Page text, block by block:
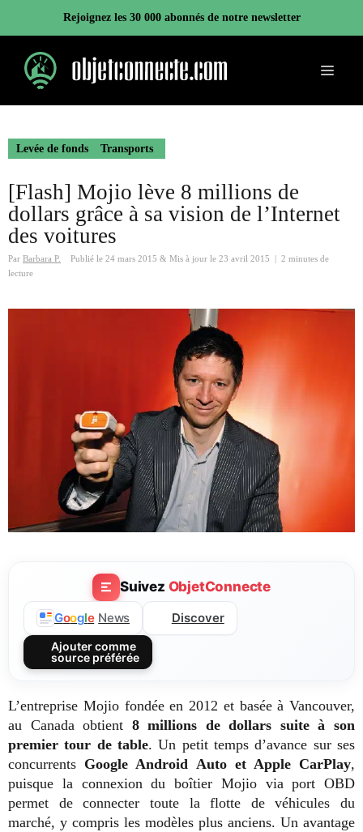
contenu
Rejoignez les 30 000 abonnés de notre newsletter
Menu
Levée de fonds Transports
[Flash] Mojio lève 8 millions de
dollars grâce à sa vision de l’Internet
des voitures
Par Barbara P. Publié le 24 mars 2015 & Mis à jour le 23 avril 2015
2 minutes de
lecture
Suivez ObjetConnecte
Google News Discover
Ajouter comme
source préférée
L’entreprise Mojio fondée en 2012 et basée à Vancouver,
au Canada obtient 8 millions de dollars suite à son
premier tour de table. Un petit temps d’avance sur ses
concurrents Google Android Auto et Apple CarPlay,
puisque la connexion du boîtier Mojio via port OBD
permet de connecter toute la flotte de véhicules du
marché, y compris les modèles plus anciens. Un avantage